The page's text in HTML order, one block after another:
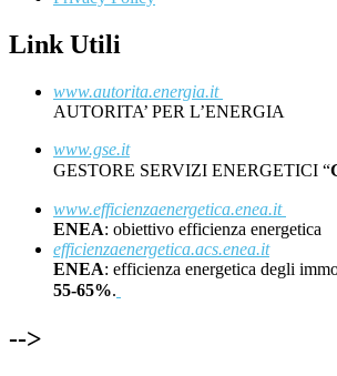
Link Utili
www.autorita.energia.it
AUTORITA’ PER L’ENERGIA
www.gse.it
GESTORE SERVIZI ENERGETICI “
www.efficienzaenergetica.enea.it
ENEA: obiettivo efficienza energetica
efficienzaenergetica.acs.enea.it
ENEA: efficienza energetica degli
55-65%.
-->